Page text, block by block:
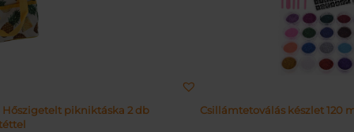
Hőszigetelt pikniktáska 2 db
Csillámtetoválás készlet 120